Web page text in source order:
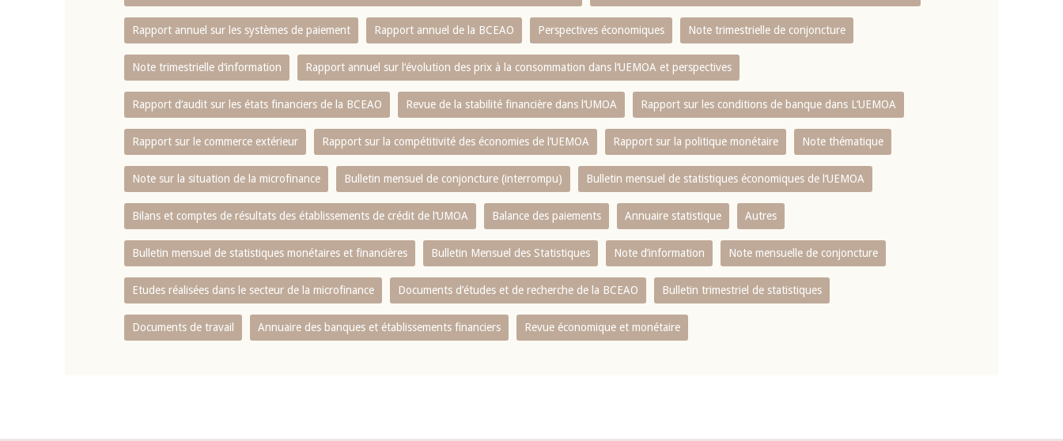
Rapport annuel sur les systèmes de paiement Rapport annuel de la BCEAO Perspectives économiques Note trimestrielle de conjoncture
Note trimestrielle d‘information Rapport annuel sur l‘évolution des prix à la consommation dans l‘UEMOA et perspectives
Rapport d‘audit sur les états financiers de la BCEAO Revue de la stabilité financière dans l‘UMOA Rapport sur les conditions de banque dans L‘UEMOA
Rapport sur le commerce extérieur Rapport sur la compétitivité des économies de l‘UEMOA Rapport sur la politique monétaire Note thématique
Note sur la situation de la microfinance Bulletin mensuel de conjoncture (interrompu) Bulletin mensuel de statistiques économiques de l‘UEMOA
Bilans et comptes de résultats des établissements de crédit de l‘UMOA Balance des paiements Annuaire statistique Autres
Bulletin mensuel de statistiques monétaires et financières Bulletin Mensuel des Statistiques Note d’information Note mensuelle de conjoncture
Etudes réalisées dans le secteur de la microfinance Documents d’études et de recherche de la BCEAO Bulletin trimestriel de statistiques
Documents de travail Annuaire des banques et établissements financiers Revue économique et monétaire